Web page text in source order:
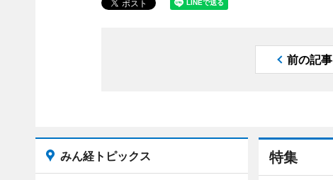
前の記事
特集
みん経トピックス